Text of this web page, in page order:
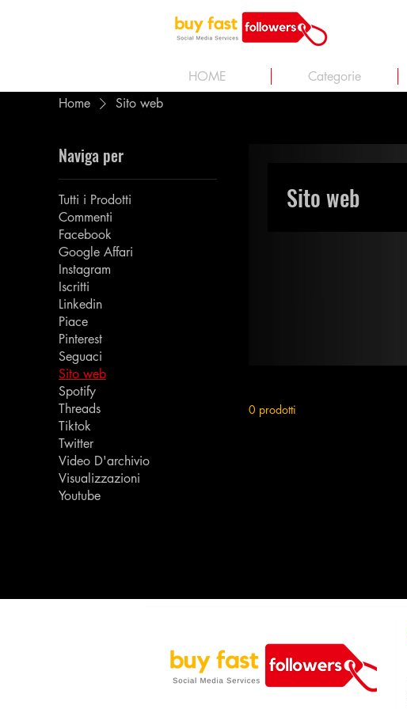
HOME Categorie
Home
Sito web
Naviga per
Tutti i Prodotti
Commenti
Facebook
Google Affari
Instagram
Iscritti
Linkedin
Piace
Pinterest
Seguaci
Sito web
Spotify
Threads
Tiktok
Twitter
Video D'archivio
Visualizzazioni
Youtube
Sito web
0 prodotti